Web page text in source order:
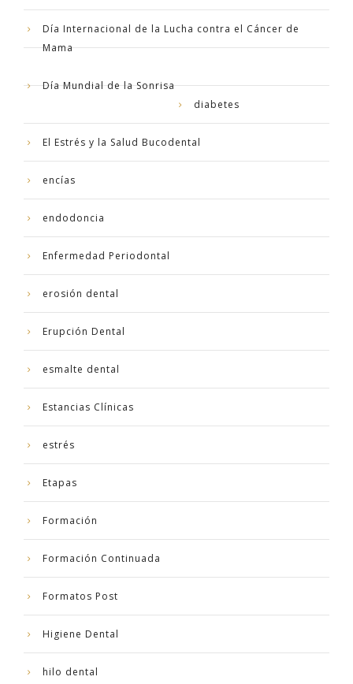
Día Internacional de la Lucha contra el Cáncer de
Mama
Día Mundial de la Sonrisa
diabetes
El Estrés y la Salud Bucodental
encías
endodoncia
Enfermedad Periodontal
erosión dental
Erupción Dental
esmalte dental
Estancias Clínicas
estrés
Etapas
Formación
Formación Continuada
Formatos Post
Higiene Dental
hilo dental